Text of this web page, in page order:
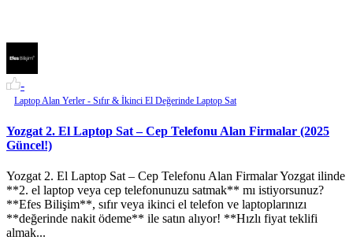
-
Laptop Alan Yerler - Sıfır & İkinci El Değerinde Laptop Sat
Yozgat 2. El Laptop Sat – Cep Telefonu Alan Firmalar (2025
Güncel!)
Yozgat 2. El Laptop Sat – Cep Telefonu Alan Firmalar Yozgat ilinde
**2. el laptop veya cep telefonunuzu satmak** mı istiyorsunuz?
**Efes Bilişim**, sıfır veya ikinci el telefon ve laptoplarınızı
**değerinde nakit ödeme** ile satın alıyor! **Hızlı fiyat teklifi
almak...